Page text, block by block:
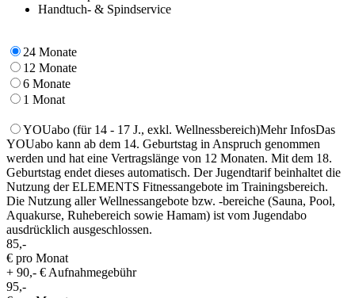
Handtuch- & Spindservice
24 Monate
12 Monate
6 Monate
1 Monat
YOUabo (für 14 - 17 J., exkl. Wellnessbereich)Mehr InfosDas
YOUabo kann ab dem 14. Geburtstag in Anspruch genommen
werden und hat eine Vertragslänge von 12 Monaten. Mit dem 18.
Geburtstag endet dieses automatisch. Der Jugendtarif beinhaltet die
Nutzung der ELEMENTS Fitnessangebote im Trainingsbereich.
Die Nutzung aller Wellnessangebote bzw. -bereiche (Sauna, Pool,
Aquakurse, Ruhebereich sowie Hamam) ist vom Jugendabo
ausdrücklich ausgeschlossen.
85,-
€ pro Monat
+ 90,- € Aufnahmegebühr
95,-